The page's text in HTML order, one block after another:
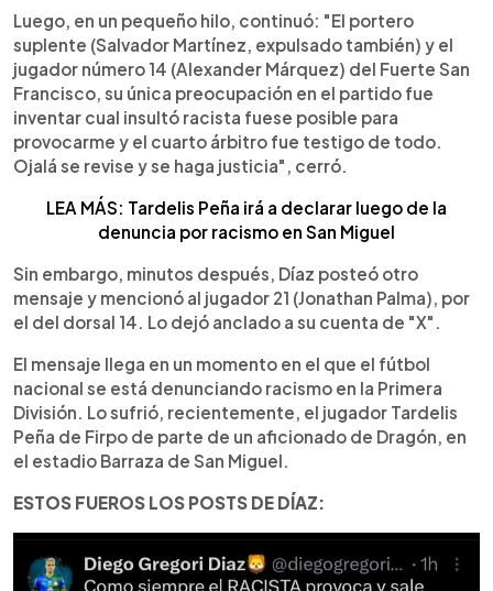
Luego, en un pequeño hilo, continuó: "El portero
suplente (Salvador Martínez, expulsado también) y el
jugador número 14 (Alexander Márquez) del Fuerte San
Francisco, su única preocupación en el partido fue
inventar cual insultó racista fuese posible para
provocarme y el cuarto árbitro fue testigo de todo.
Ojalá se revise y se haga justicia", cerró.
LEA MÁS: Tardelis Peña irá a declarar luego de la
denuncia por racismo en San Miguel
Sin embargo, minutos después, Díaz posteó otro
mensaje y mencionó al jugador 21 (Jonathan Palma), por
el del dorsal 14. Lo dejó anclado a su cuenta de "X".
El mensaje llega en un momento en el que el fútbol
nacional se está denunciando racismo en la Primera
División. Lo sufrió, recientemente, el jugador Tardelis
Peña de Firpo de parte de un aficionado de Dragón, en
el estadio Barraza de San Miguel.
ESTOS FUEROS LOS POSTS DE DÍAZ: